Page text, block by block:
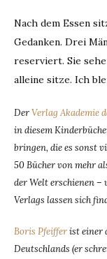
Nach dem Essen
Gedanken. Drei
reserviert. Sie
alleine sitze. Ich
DerVerlag Akademie
in diesem
bringen, die es sonst
50 Bücher von mehr
der Welt erschienen –
Verlags lassen sich
Boris Pfeifferist einer
Deutschlands (er